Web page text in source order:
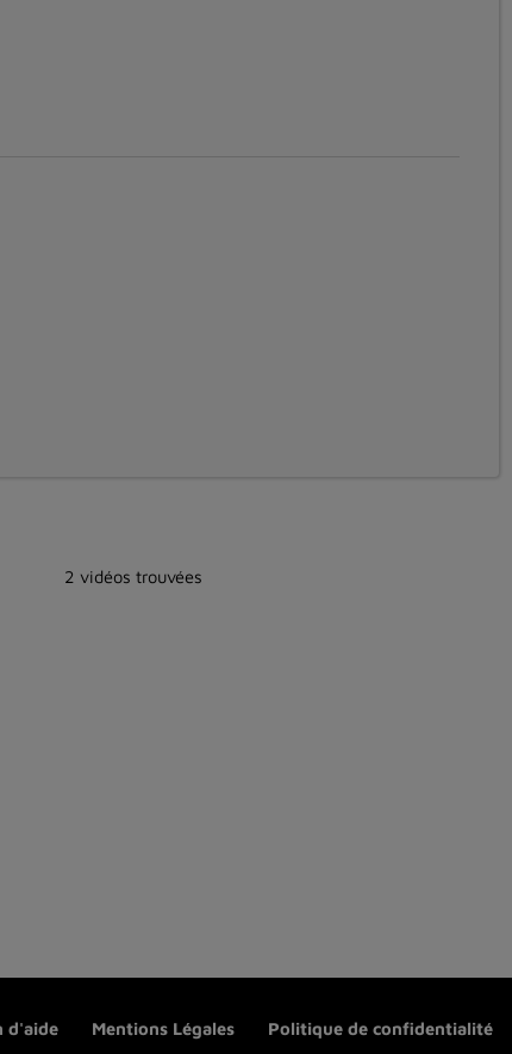
2 vidéos trouvées
d'aide Mentions Légales Politique de confidentialité